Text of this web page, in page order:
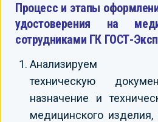
Процесс и этапы
удостоверения на
сотрудниками ГК ГОСТ-
Анализируем
техническую
назначение и
медицинского